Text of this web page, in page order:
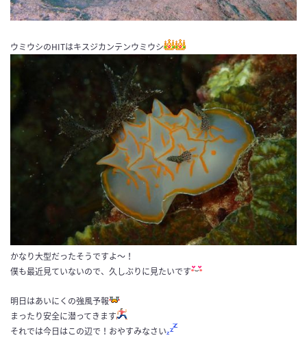
ウミウシのHITはキスジカンテンウミウシ
かなり大型だったそうですよ～！
僕も最近見ていないので、久しぶりに見たいです
明日はあいにくの強風予報
まったり安全に潜ってきます
それでは今日はこの辺で！おやすみなさい